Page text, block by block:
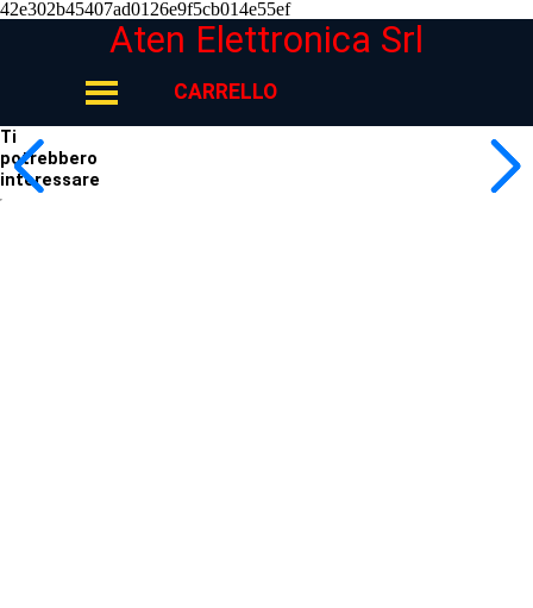
42e302b45407ad0126e9f5cb014e55ef
Aten Elettronica Srl
Salta menù
CARRELLO
Ti
potrebbero
interessare